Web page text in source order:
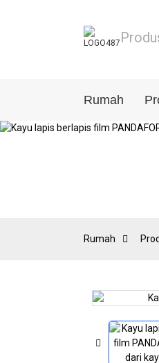
Rumah
Rumah